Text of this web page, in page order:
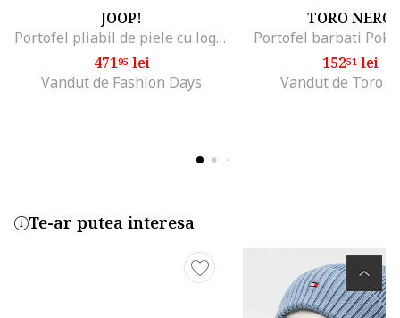
JOOP!
Portofel pliabil de piele cu logo Cerratono, Negru
47195lei
Vandut de Fashion Days
TORO NERO
Portofel barbati
15251lei
Vandut de Toro
Te-ar putea interesa